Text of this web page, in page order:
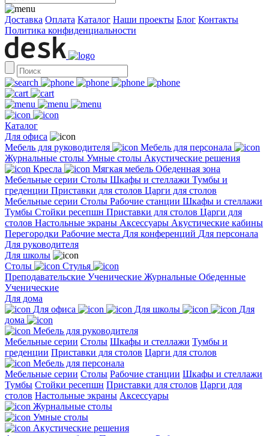
Доставка Оплата Каталог Наши проекты Блог Контакты
Политика конфиденциальности
Каталог
Для офиса
Мебель для руководителя
Мебель для персонала
Журнальные столы Умные столы Акустические решения
Кресла
Мягкая мебель Обеденная зона
Мебельные серии Столы Шкафы и стеллажи Тумбы и
греденции Приставки для столов Царги для столов
Мебельные серии Столы Рабочие станции Шкафы и стеллажи
Тумбы Стойки ресепшн Приставки для столов Царги для
столов Настольные экраны Аксессуары Акустические кабины
Перегородки Рабочие места Для конференций Для персонала
Для руководителя
Для школы
Столы
Стулья
Преподавательские Ученические Журнальные Обеденные
Ученические
Для дома
Для офиса
Для школы
Для
дома
Мебель для руководителя
Мебельные серии Столы Шкафы и стеллажи Тумбы и
греденции Приставки для столов Царги для столов
Мебель для персонала
Мебельные серии Столы Рабочие станции Шкафы и стеллажи
Тумбы Стойки ресепшн Приставки для столов Царги для
столов Настольные экраны Аксессуары
Журнальные столы
Умные столы
Акустические решения